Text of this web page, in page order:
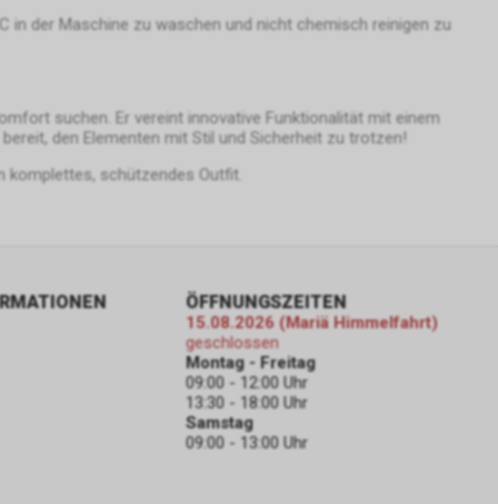
in der Maschine zu waschen und nicht chemisch reinigen zu
suchen. Er vereint innovative Funktionalität mit einem
den Elementen mit Stil und Sicherheit zu trotzen!
komplettes, schützendes Outfit.
ÖFFNUNGSZEITEN
15.08.2026 (Mariä Himmelfahrt)
geschlossen
Montag - Freitag
09:00 - 12:00 Uhr
13:30 - 18:00 Uhr
Samstag
09:00 - 13:00 Uhr
einen
4, Irland,
von uns
sog.
dienen
dass
dass
über